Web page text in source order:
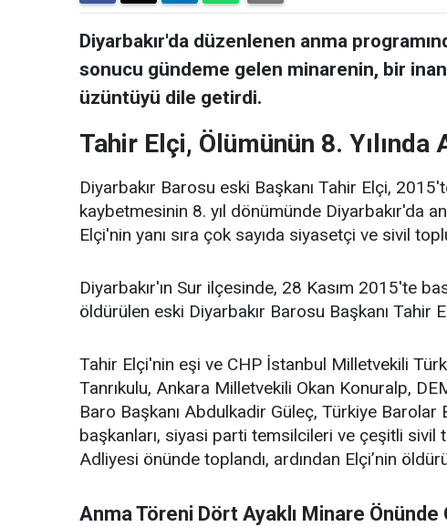
Diyarbakır'da düzenlenen anma
sonucu gündeme gelen minarenin, bir
üzüntüyü dile getirdi.
Tahir Elçi, Ölümünün 8. Yılında
Diyarbakır Barosu eski Başkanı Tahir Elçi,
kaybetmesinin 8. yıl dönümünde Diyarbakır'da
Elçi'nin yanı sıra çok sayıda siyasetçi ve sivil
Diyarbakır'ın Sur ilçesinde, 28 Kasım 2015'te
öldürülen eski Diyarbakır Barosu Başkanı Tahir
Tahir Elçi'nin eşi ve CHP İstanbul Milletvekili
Tanrıkulu, Ankara Milletvekili Okan Konuralp,
Baro Başkanı Abdulkadir Güleç, Türkiye Barolar
başkanları, siyasi parti temsilcileri ve çeşitli sivil
Adliyesi önünde toplandı, ardından Elçi’nin
Anma Töreni Dört Ayaklı Minare